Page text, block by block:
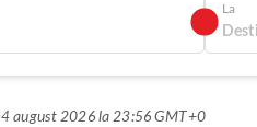
La
4 august 2026 la 23:56 GMT+0